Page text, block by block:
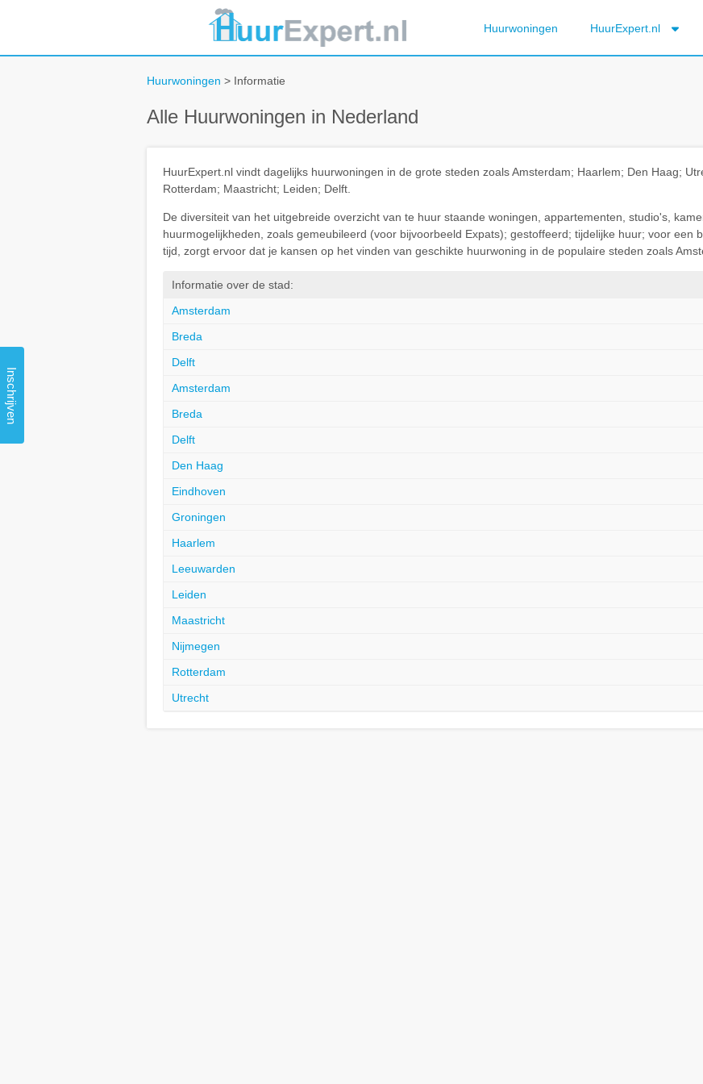
Huurwoningen HuurExpert.nl
Huurwoningen > Informatie
Alle Huurwoningen in Nederland
HuurExpert.nl vindt dagelijks huurwoningen in de grote steden zoals Amsterdam; Haarlem; Den Haag;
Rotterdam; Maastricht; Leiden; Delft.
De diversiteit van het uitgebreide overzicht van te huur staande woningen, appartementen, studio's,
huurmogelijkheden, zoals gemeubileerd (voor bijvoorbeeld Expats); gestoffeerd; tijdelijke huur; voor een
tijd, zorgt ervoor dat je kansen op het vinden van geschikte huurwoning in de populaire steden zoals
Informatie over de stad:
Amsterdam
Breda
Delft
Amsterdam
Breda
Delft
Den Haag
Eindhoven
Groningen
Haarlem
Leeuwarden
Leiden
Maastricht
Nijmegen
Rotterdam
Utrecht
Inschrijven